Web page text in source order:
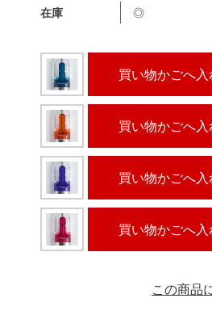
在庫 ◎
買い物かごへ入
買い物かごへ入
買い物かごへ入
買い物かごへ入
この商品